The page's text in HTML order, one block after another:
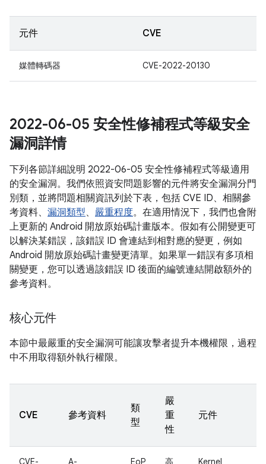
元件 CVE
媒體轉碼器 CVE-2022-20130
2022-06-05 安全性修補程式等級安全
漏洞詳情
下列各節詳細說明 2022-06-05 安全性修補程式等級適用
的安全漏洞。我們依照資安問題影響的元件將安全漏洞分門
別類，並將問題相關資訊列於下表，包括 CVE ID、相關參
考資料、 漏洞類型、 嚴重程度。在適用情況下，我們也會附
上更新的 Android 開放原始碼計畫版本。假如有公開變更可
以解決某錯誤，該錯誤 ID 會連結到相對應的變更，例如
Android 開放原始碼計畫變更清單。如果單一錯誤有多項相
關變更，您可以透過該錯誤 ID 後面的編號連結開啟額外的
參考資料。
核心元件
本節中最嚴重的安全漏洞可能讓攻擊者提升本機權限，過程
中不用取得額外執行權限。
CVE 參考資料
類
型
嚴
重
性
元件
CVE- A- EoP 高 Kernel